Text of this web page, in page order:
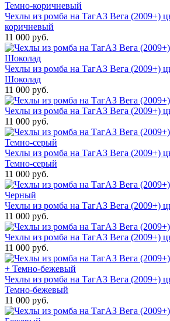
Чехлы из ромба на ТагАЗ Вега (2009+)
коричневый
11 000 руб.
Чехлы из ромба на ТагАЗ Вега (2009+)
Шоколад
11 000 руб.
Чехлы из ромба на ТагАЗ Вега (2009+)
11 000 руб.
Чехлы из ромба на ТагАЗ Вега (2009+)
Темно-серый
11 000 руб.
Чехлы из ромба на ТагАЗ Вега (2009+)
11 000 руб.
Чехлы из ромба на ТагАЗ Вега (2009+)
11 000 руб.
Чехлы из ромба на ТагАЗ Вега (2009+)
Темно-бежевый
11 000 руб.